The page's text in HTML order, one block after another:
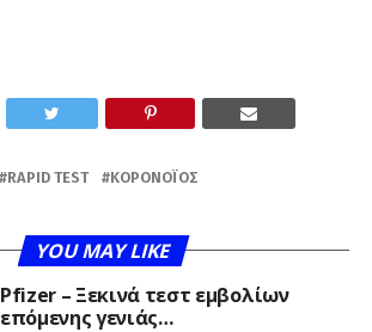
RAPID TEST
ΚΟΡΟΝΟΪΌΣ
YOU MAY LIKE
Pfizer – Ξεκινά τεστ εμβολίων
επόμενης γενιάς…